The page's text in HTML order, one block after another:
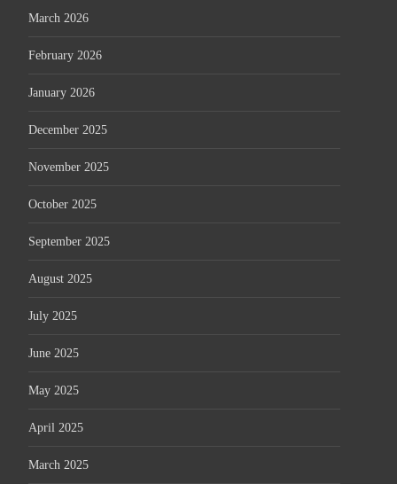
March 2026
February 2026
January 2026
December 2025
November 2025
October 2025
September 2025
August 2025
July 2025
June 2025
May 2025
April 2025
March 2025